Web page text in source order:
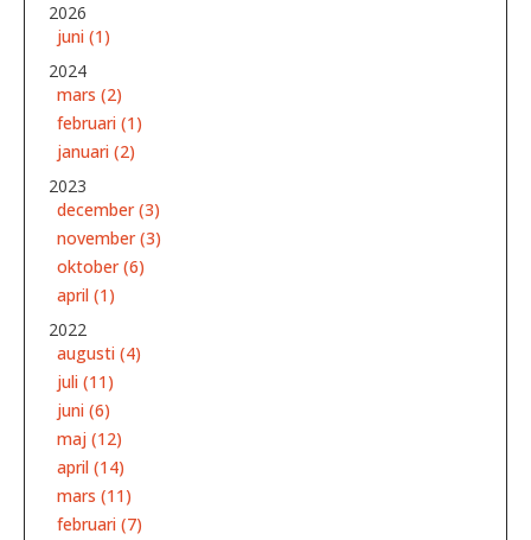
2026
juni (1)
2024
mars (2)
februari (1)
januari (2)
2023
december (3)
november (3)
oktober (6)
april (1)
2022
augusti (4)
juli (11)
juni (6)
maj (12)
april (14)
mars (11)
februari (7)